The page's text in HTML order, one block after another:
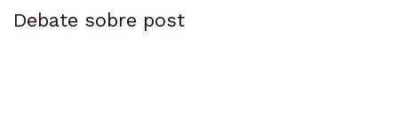
Debate sobre post